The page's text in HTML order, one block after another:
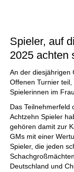
Spieler, auf
2025 achten
An der diesjährigen
Offenen Turnier
Spielerinnen im
Das Teilnehmerfeld
Achtzehn Spieler
gehören damit zur
GMs mit einer
Spieler, die jeden
Deutschland und